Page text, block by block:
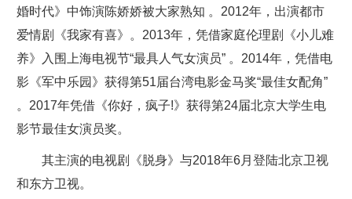
婚时代》中饰演陈娇娇被大家熟知 。2012年，出演都市
爱情剧《我家有喜》。2013年，凭借家庭伦理剧《小儿难
养》入围上海电视节“最具人气女演员” 。2014年，凭借电
影《军中乐园》获得第51届台湾电影金马奖“最佳女配角”
。2017年凭借《你好，疯子!》获得第24届北京大学生电
影节最佳女演员奖。
其主演的电视剧《脱身》与2018年6月登陆北京卫视
和东方卫视。